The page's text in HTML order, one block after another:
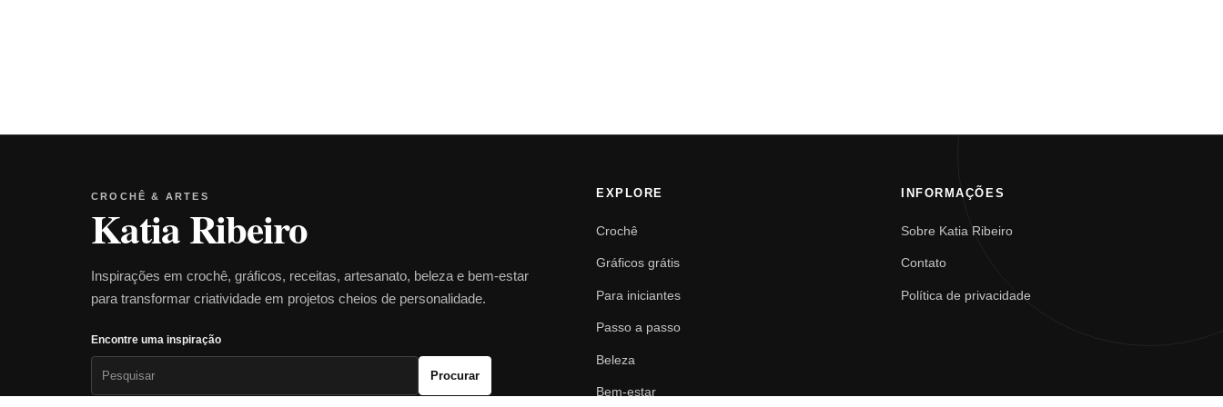
CROCHÊ & ARTES
Katia Ribeiro
Inspirações em crochê, gráficos, receitas, artesanato, beleza e bem-estar
para transformar criatividade em projetos cheios de personalidade.
Encontre uma inspiração
Procurar
EXPLORE
Crochê
Gráficos grátis
Para iniciantes
Passo a passo
Beleza
Bem-estar
INFORMAÇÕES
Sobre Katia Ribeiro
Contato
Política de privacidade